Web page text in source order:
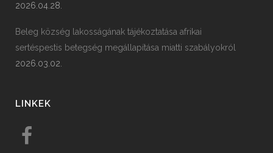
2026.04.28.
Beleg község lakosságának tájékoztatása afrikai
sertéspestis betegség megállapítása miatti szabályokról
2026.03.02.
LINKEK